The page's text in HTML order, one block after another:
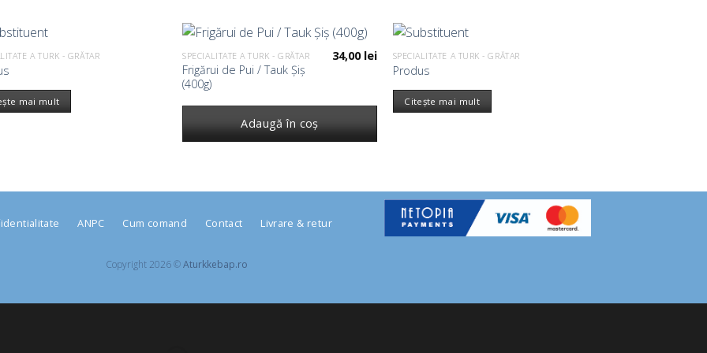
A TURK - GRĂTAR
mai mult
SPECIALITATE A TURK - GRĂTAR
Frigărui de Pui / Tauk Șiș
(400g)
34,00 lei
Adaugă în coș
SPECIALITATE A TURK - GRĂTAR
Produs
Citește mai mult
ANPC Cum comand Contact Livrare & retur
Copyright 2026 ©Aturkkebap.ro